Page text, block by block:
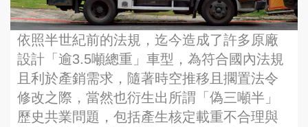
依照半世紀前的法規，迄今造成了許多原廠
設計「逾3.5噸總重」車型，為符合國內法規
且利於產銷需求，隨著時空推移且擱置法令
修改之際，當然也衍生出所謂「偽三噸半」
歷史共業問題，包括產生核定載重不合理與